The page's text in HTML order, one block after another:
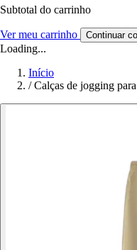
Subtotal do carrinho
Ver meu carrinho Continuar
Loading...
Início
/ Calças de jogging